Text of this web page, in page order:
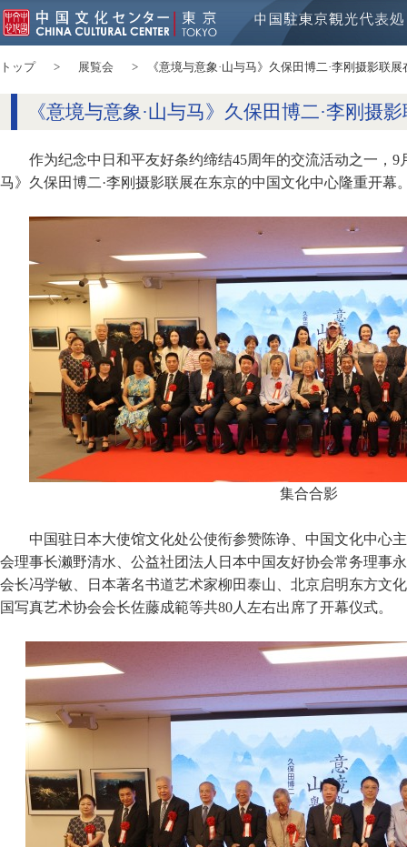
トップ 展覧会 《意境与意象·山与马》久保田博二·李刚摄影联
《意境与意象·山与马》久保田博二·李刚摄
作为纪念中日和平友好条约缔结45周年的交流活动之一，9
马》久保田博二·李刚摄影联展在东京的中国文化中心隆重开幕
集合合影
中国驻日本大使馆文化处公使衔参赞陈诤、中国文化中心
会理事长濑野清水、公益社团法人日本中国友好协会常务理事
会长冯学敏、日本著名书道艺术家柳田泰山、北京启明东方文
国写真艺术协会会长佐藤成範等共80人左右出席了开幕仪式。